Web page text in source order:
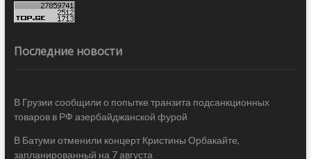
Последние новости
В Грузии сообщили о попытке транзита подсанкционных
товаров в РФ азербайджанской фурой
В Батуми отменили концерт Кристины Орбакайте,
запланированный на 7 августа